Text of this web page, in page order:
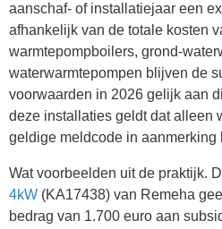
aanschaf- of installatiejaar een
afhankelijk van de totale kosten
warmtepompboilers, grond-
waterwarmtepompen blijven de
voorwaarden in 2026 gelijk aan
deze installaties geldt dat alleen
geldige meldcode in aanmerking
Wat voorbeelden uit de praktijk.
4kW (KA17438) van Remeha
bedrag van 1.700 euro aan